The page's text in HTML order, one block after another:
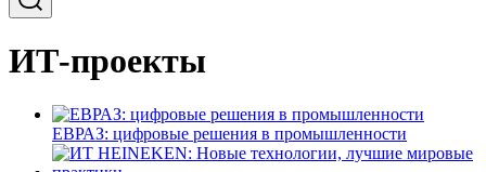
ИТ-проекты
ЕВРАЗ: цифровые решения в промышленности